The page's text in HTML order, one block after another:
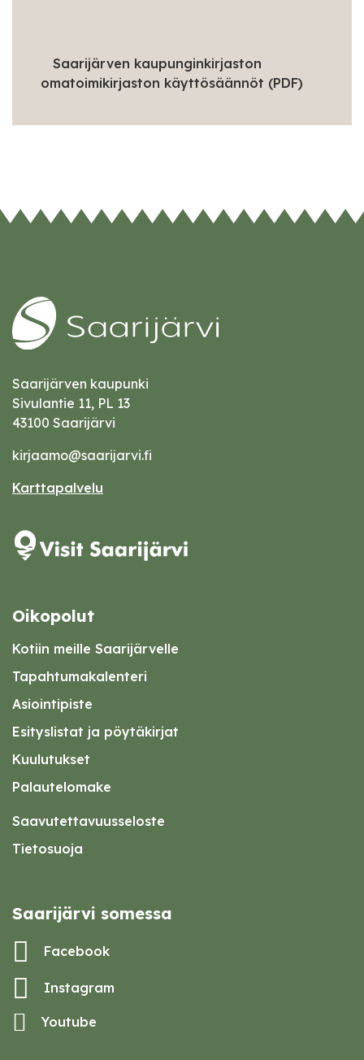
Saarijärven kaupunginkirjaston
omatoimikirjaston käyttösäännöt (PDF)
Saarijärven kaupunki
Sivulantie 11, PL 13
43100 Saarijärvi
kirjaamo@saarijarvi.fi
Karttapalvelu
Oikopolut
Kotiin meille Saarijärvelle
Tapahtumakalenteri
Asiointipiste
Esityslistat ja pöytäkirjat
Kuulutukset
Palautelomake
Saavutettavuusseloste
Tietosuoja
Saarijärvi somessa
Facebook
Instagram
Youtube